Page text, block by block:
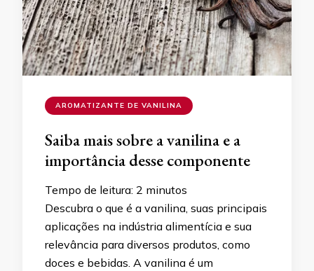
AROMATIZANTE DE VANILINA
Saiba mais sobre a vanilina e a
importância desse componente
Tempo de leitura: 2 minutos
Descubra o que é a vanilina, suas principais
aplicações na indústria alimentícia e sua
relevância para diversos produtos, como
doces e bebidas. A vanilina é um